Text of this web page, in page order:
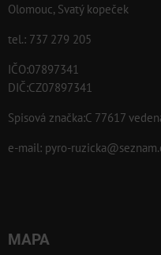
Olomouc, Svatý kopeček
tel.: 737 279 205
IČO:07897341
DIČ:CZ07897341
Spisová značka:C 77617
e-mail: pyro-
MAPA